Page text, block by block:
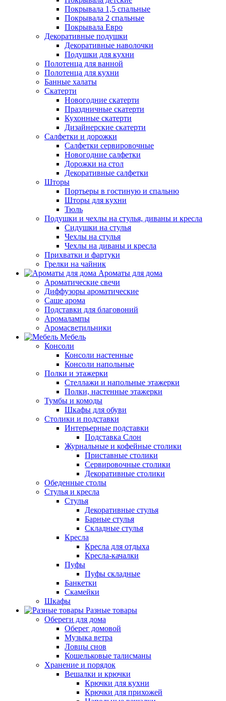
Покрывала 1,5 спальные
Покрывала 2 спальные
Покрывала Евро
Декоративные подушки
Декоративные наволочки
Подушки для кухни
Полотенца для ванной
Полотенца для кухни
Банные халаты
Скатерти
Новогодние скатерти
Праздничные скатерти
Кухонные скатерти
Дизайнерские скатерти
Салфетки и дорожки
Салфетки сервировочные
Новогодние салфетки
Дорожки на стол
Декоративные салфетки
Шторы
Портьеры в гостиную и спальню
Шторы для кухни
Тюль
Подушки и чехлы на стулья, диваны и кресла
Сидушки на стулья
Чехлы на стулья
Чехлы на диваны и кресла
Прихватки и фартуки
Грелки на чайник
Ароматы для дома
Ароматические свечи
Диффузоры ароматические
Саше арома
Подставки для благовоний
Аромалампы
Аромасветильники
Мебель
Консоли
Консоли настенные
Консоли напольные
Полки и этажерки
Стеллажи и напольные этажерки
Полки, настенные этажерки
Тумбы и комоды
Шкафы для обуви
Столики и подставки
Интерьерные подставки
Подставка Слон
Журнальные и кофейные столики
Приставные столики
Сервировочные столики
Декоративные столики
Обеденные столы
Стулья и кресла
Стулья
Декоративные стулья
Барные стулья
Складные стулья
Кресла
Кресла для отдыха
Кресла-качалки
Пуфы
Пуфы складные
Банкетки
Скамейки
Шкафы
Разные товары
Обереги для дома
Оберег домовой
Музыка ветра
Ловцы снов
Кошельковые талисманы
Хранение и порядок
Вешалки и крючки
Крючки для кухни
Крючки для прихожей